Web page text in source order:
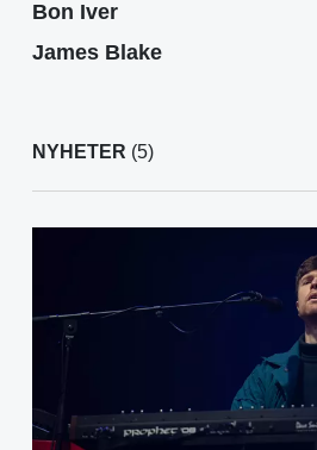
Bon Iver
James Blake
NYHETER (5)